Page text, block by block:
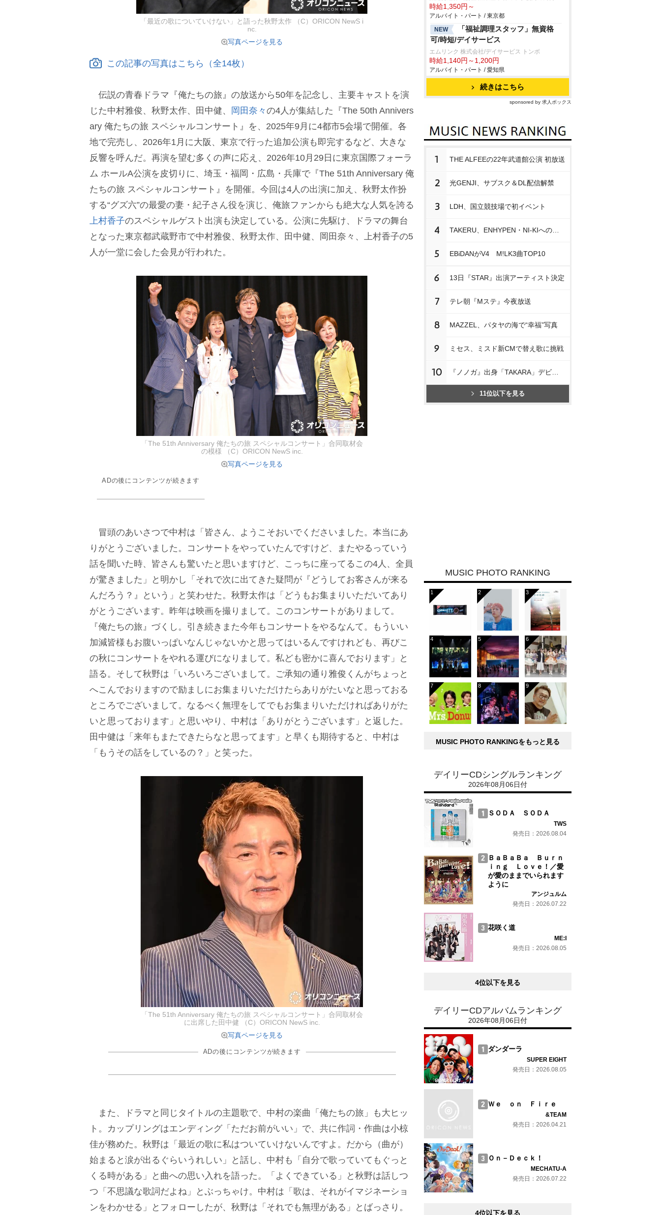
「最近の歌についていけない」と語った秋野太作 （C）ORICON NewS i
nc.
写真ページを見る
この記事の写真はこちら（全14枚）
伝説の青春ドラマ『俺たちの旅』の放送から50年を記念し、主要キャストを演
じた中村雅俊、秋野太作、田中健、
岡田奈々 の4人が集結した『The 50th Annivers
ary 俺たちの旅 スペシャルコンサート』を、2025年9月に4都市5会場で開催。各
地で完売し、2026年1月に大阪、東京で行った追加公演も即完するなど、大きな
反響を呼んだ。再演を望む多くの声に応え、2026年10月29日に東京国際フォーラ
ム ホールA公演を皮切りに、埼玉・福岡・広島・兵庫で『The 51th Anniversary 俺
たちの旅 スペシャルコンサート』を開催。今回は4人の出演に加え、秋野太作扮
する“グズ六”の最愛の妻・紀子さん役を演じ、俺旅ファンからも絶大な人気を誇る
上村香子のスペシャルゲスト出演も決定している。公演に先駆け、ドラマの舞台
となった東京都武蔵野市で中村雅俊、秋野太作、田中健、岡田奈々、上村香子の5
人が一堂に会した会見が行われた。
「The 51th Anniversary 俺たちの旅 スペシャルコンサート」合同取材会
の模様 （C）ORICON NewS inc.
写真ページを見る
ADの後にコンテンツが続きます
冒頭のあいさつで中村は「皆さん、ようこそおいでくださいました。本当にあ
りがとうございました。コンサートをやっていたんですけど、またやるっていう
話を聞いた時、皆さんも驚いたと思いますけど、こっちに座ってるこの4人、全員
が驚きました」と明かし「それで次に出てきた疑問が『どうしてお客さんが来る
んだろう？』という」と笑わせた。秋野太作は「どうもお集まりいただいてあり
がとうございます。昨年は映画を撮りまして。このコンサートがありまして。
『俺たちの旅』づくし。引き続きまた今年もコンサートをやるなんて。もういい
加減皆様もお腹いっぱいなんじゃないかと思ってはいるんですけれども、再びこ
の秋にコンサートをやれる運びになりまして。私ども密かに喜んでおります」と
語る。そして秋野は「いろいろございまして。ご承知の通り雅俊くんがちょっと
へこんでおりますので励ましにお集まりいただけたらありがたいなと思っておる
ところでございまして。なるべく無理をしてでもお集まりいただければありがた
いと思っております」と思いやり、中村は「ありがとうございます」と返した。
田中健は「来年もまたできたらなと思ってます」と早くも期待すると、中村は
「もうその話をしているの？」と笑った。
「The 51th Anniversary 俺たちの旅 スペシャルコンサート」合同取材会
に出席した田中健 （C）ORICON NewS inc.
写真ページを見る
ADの後にコンテンツが続きます
また、ドラマと同じタイトルの主題歌で、中村の楽曲「俺たちの旅」も大ヒッ
ト。カップリングはエンディング「ただお前がいい」で、共に作詞・作曲は小椋
佳が務めた。秋野は「最近の歌に私はついていけないんですよ。だから（曲が）
始まると涙が出るぐらいうれしい」と話し、中村も「自分で歌っていてもぐっと
くる時がある」と曲への思い入れを語った。「よくできている」と秋野は話しつ
つ「不思議な歌詞だよね」とぶっちゃけ。中村は「歌は、それがイマジネーショ
ンをわかせる」とフォローしたが、秋野は「それでも無理がある」とばっさり。
時給1,350円～
アルバイト・パート / 東京都
NEW
「福祉調理スタッフ」無資格
可/時短/デイサービス
エムリンク 株式会社/デイサービス トンボ
時給1,140円～1,200円
アルバイト・パート / 愛知県
続きはこちら
sponsored by 求人ボックス
1 THE ALFEEの22年武道館公演 初放送
2 光GENJI、サブスク＆DL配信解禁
3 LDH、国立競技場で初イベント
4
5 EBiDANがV4 M!LK3曲TOP10
6 13日『STAR』出演アーティスト決定
7 テレ朝『Mステ』今夜放送
8 MAZZEL、パタヤの海で“幸福”写真
9 ミセス、ミスド新CMで替え歌に挑戦
10
11位以下を見る
MUSIC PHOTO RANKING
MUSIC PHOTO RANKINGをもっと見る
デイリーCDシングルランキング
2026年08月06日付
ＳＯＤＡ ＳＯＤＡ
TWS
発売日：2026.08.04
ＢａＢａＢａ Ｂｕｒｎ
ｉｎｇ Ｌｏｖｅ！／愛
が愛のままでいられます
ように
アンジュルム
発売日：2026.07.22
花咲く道
ME:I
発売日：2026.08.05
4位以下を見る
デイリーCDアルバムランキング
2026年08月06日付
ダンダーラ
SUPER EIGHT
発売日：2026.08.05
Ｗｅ ｏｎ Ｆｉｒｅ
&TEAM
発売日：2026.04.21
Ｏｎ－Ｄｅｃｋ！
MECHATU-A
発売日：2026.07.22
4位以下を見る